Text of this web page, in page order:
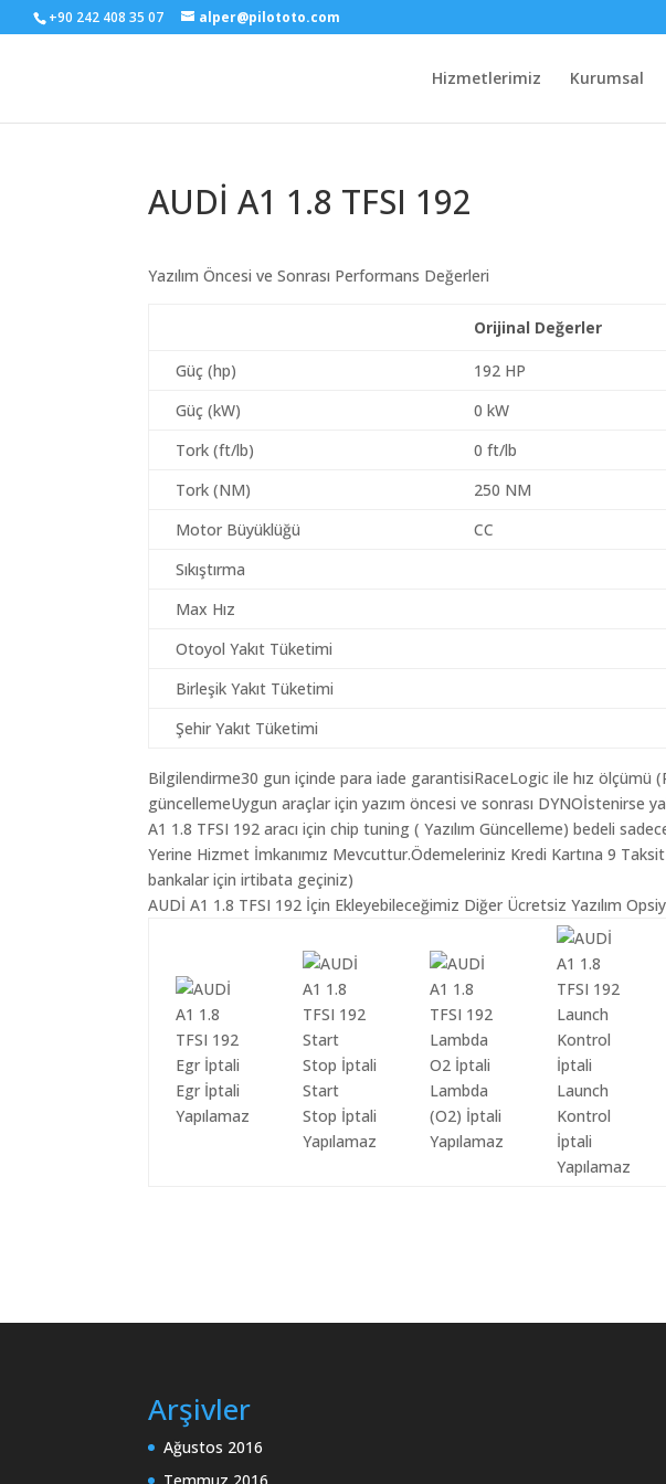
+90 242 408 35 07 alper@pilototo.com
Hizmetlerimiz Kurumsal
AUDİ A1 1.8 TFSI 192
Yazılım Öncesi ve Sonrası Performans Değerleri
Orijinal Değerler
Güç (hp) 192 HP
Güç (kW)
0 kW
Tork (ft/lb)
0 ft/lb
Tork (NM)
250 NM
Motor Büyüklüğü
CC
Sıkıştırma
Max Hız
Otoyol Yakıt Tüketimi
Birleşik Yakıt Tüketimi
Şehir Yakıt Tüketimi
Bilgilendirme30 gun içinde para iade garantisiRaceLogic ile hız ölçümü
güncellemeUygun araçlar için yazım öncesi ve sonrası DYNOİstenirse
A1 1.8 TFSI 192 aracı için chip tuning ( Yazılım Güncelleme) bedeli
Yerine Hizmet İmkanımız Mevcuttur.Ödemeleriniz Kredi Kartına 9
bankalar için irtibata geçiniz)
AUDİ A1 1.8 TFSI 192 İçin Ekleyebileceğimiz Diğer Ücretsiz Yazılım
Egr İptali
Yapılamaz
Start
Stop İptali
Yapılamaz
Lambda
(O2) İptali
Yapılamaz
Launch
Kontrol
İptali
Yapılamaz
Arşivler
Ağustos 2016
Temmuz 2016